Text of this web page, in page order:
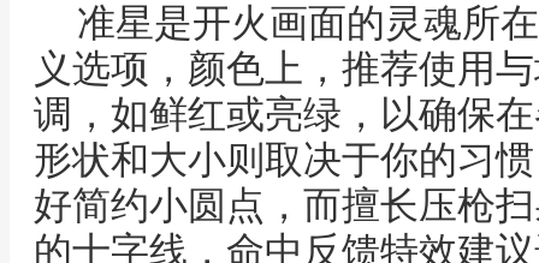
准星是开火画面的灵魂所
义选项，颜色上，推荐使用
调，如鲜红或亮绿，以确保
形状和大小则取决于你的习
好简约小圆点，而擅长压枪
的十字线，命中反馈特效建